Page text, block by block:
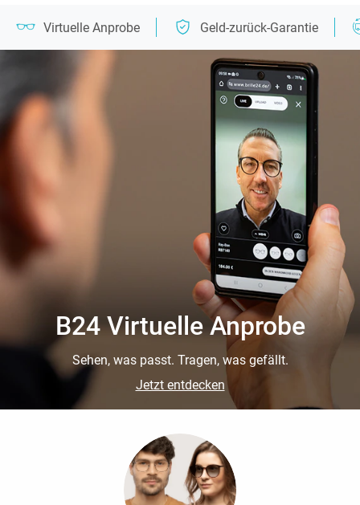
Virtuelle Anprobe Geld-zurück-Garantie
B24 Virtuelle Anprobe
Sehen, was passt. Tragen, was gefällt.
Jetzt entdecken